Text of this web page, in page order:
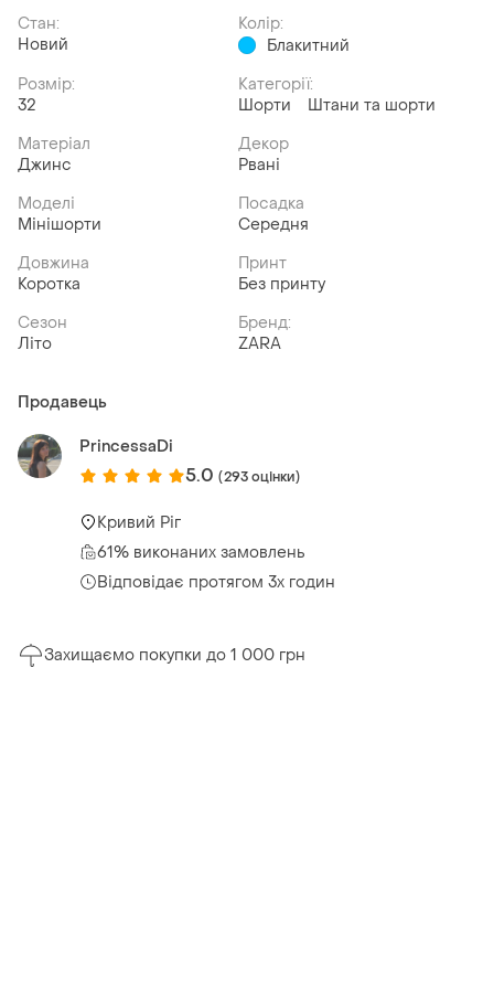
Стан:
Новий
Колір:
Блакитний
Розмір:
32
Категорії:
Шорти
Штани та шорти
Матеріал
Джинс
Декор
Рвані
Моделі
Мінішорти
Посадка
Середня
Довжина
Коротка
Принт
Без принту
Сезон
Літо
Бренд:
ZARA
Продавець
PrincessaDi
5.0 (293 оцінки)
Кривий Ріг
61% виконаних замовлень
Відповідає протягом 3х годин
Захищаємо покупки до 1 000 грн